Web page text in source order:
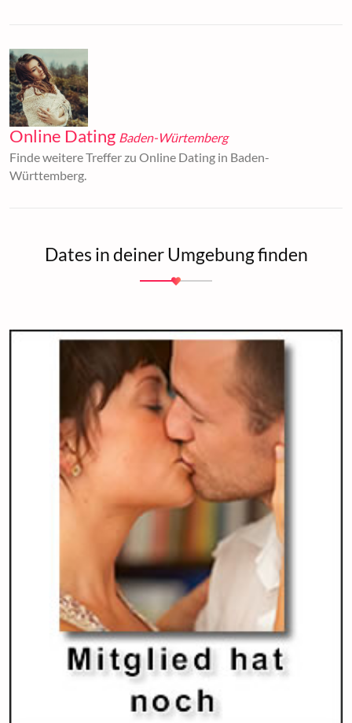
Online Dating Baden-Würtemberg
Finde weitere Treffer zu Online Dating in Baden-
Württemberg.
Dates in deiner Umgebung finden